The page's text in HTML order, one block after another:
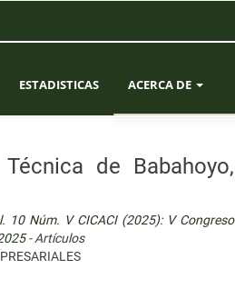
ESTADISTICAS ACERCA DE
EQUIPO EDITORIAL
de Babahoyo,
10 Núm. V CICACI (2025): V Congreso
- Artículos